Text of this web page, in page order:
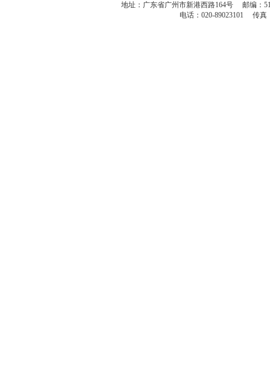
地址：广东省广州市新港西路164号 邮编：
电话：020-89023101 传真